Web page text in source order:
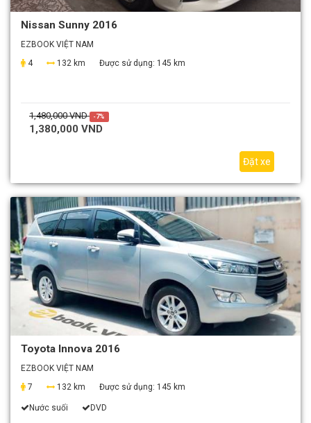
Nissan Sunny 2016
EZBOOK VIỆT NAM
4
132 km Được sử dụng: 145 km
1,480,000 VND -7%
1,380,000 VND
Đặt xe
Toyota Innova 2016
EZBOOK VIỆT NAM
7
132 km Được sử dụng: 145 km
Nước suối DVD